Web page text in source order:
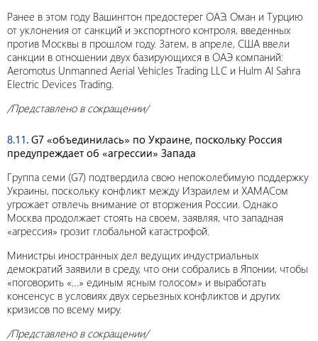
Ранее в этом году Вашингтон предостерег ОАЭ, Оман и Турцию
от уклонения от санкций и экспортного контроля, введенных
против Москвы в прошлом году. Затем, в апреле, США ввели
санкции в отношении двух базирующихся в ОАЭ компаний:
Aeromotus Unmanned Aerial Vehicles Trading LLC и Hulm Al Sahra
Electric Devices Trading.
/Представлено в сокращении/
8.11. G7 «объединилась» по Украине, поскольку Россия
предупреждает об «агрессии» Запада
Группа семи (G7) подтвердила свою непоколебимую поддержку
Украины, поскольку конфликт между Израилем и ХАМАСом
угрожает отвлечь внимание от вторжения России. Однако
Москва продолжает стоять на своем, заявляя, что западная
«агрессия» грозит глобальной катастрофой.
Министры иностранных дел ведущих индустриальных
демократий заявили в среду, что они собрались в Японии, чтобы
«поговорить «…» единым ясным голосом» и выработать
консенсус в условиях двух серьезных конфликтов и других
кризисов по всему миру.
/Представлено в сокращении/